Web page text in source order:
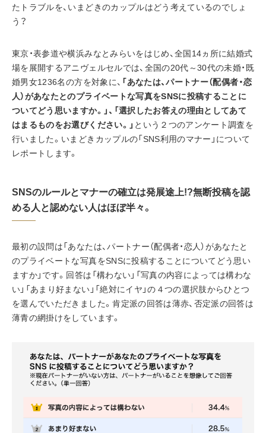
たトラブルを、いまどきのカップルはどう考えているのでしょ
う？
東京・表参道や横浜みなとみらいをはじめ、全国14ヵ所に結婚式
場を展開するアニヴェルセルでは、全国の20代～30代の未婚・既
婚男女1236名の方を対象に、 「あなたは、パートナー（配偶者・恋
人）があなたとのプライベートな写真をSNSに投稿することに
ついてどう思いますか。」、「選択したお答えの理由としてあて
はまるものをお選びください。」 という２つのアンケート調査を
行いました。いまどきカップルの「SNS利用のマナー」について
レポートします。
SNSのルールとマナーの確立は発展途上!?無断投稿を認
める人と認めない人はほぼ半々。
最初の設問は「あなたは、パートナー（配偶者・恋人）があなたと
のプライベートな写真をSNSに投稿することについてどう思い
ますか」です。回答は「構わない」「写真の内容によっては構わな
い」「あまり好まない」「絶対にイヤ」の４つの選択肢からひとつ
を選んでいただきました。肯定派の回答は薄赤、否定派の回答は
薄青の網掛けをしています。